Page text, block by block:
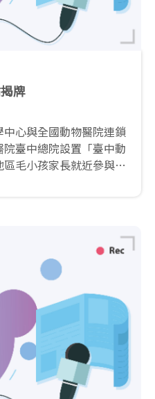
牌
心與全國動物醫院連鎖
臺中總院設置「臺中動
毛小孩家長就近參與此